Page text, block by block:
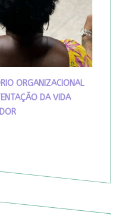
ORGANIZACIONAL
DA VIDA